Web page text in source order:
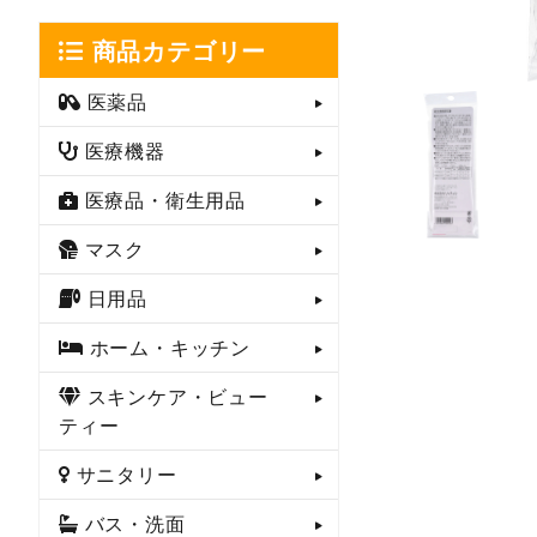
商品カテゴリー
医薬品
医療機器
医療品・衛生用品
マスク
日用品
ホーム・キッチン
スキンケア・ビュー
ティー
サニタリー
バス・洗面